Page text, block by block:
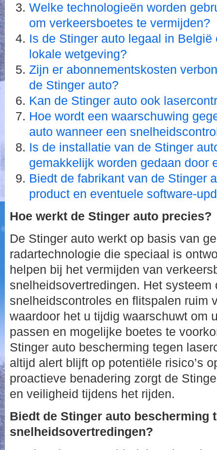
Welke technologieën worden
om verkeersboetes te vermijden?
Is de Stinger auto legaal in
lokale wetgeving?
Zijn er abonnementskosten
de Stinger auto?
Kan de Stinger auto ook
Hoe wordt een waarschuwing
auto wanneer een
Is de installatie van de Stinger
gemakkelijk worden gedaan door
Biedt de fabrikant van de Stinger
product en eventuele software-
Hoe werkt de Stinger auto precies?
De Stinger auto werkt op basis van
radartechnologie die speciaal is
helpen bij het vermijden van
snelheidsovertredingen. Het systeem
snelheidscontroles en flitspalen ruim
waardoor het u tijdig waarschuwt om
passen en mogelijke boetes te
Stinger auto bescherming tegen
altijd alert blijft op potentiële risico’s
proactieve benadering zorgt de
en veiligheid tijdens het rijden.
Biedt de Stinger auto bescherming
snelheidsovertredingen?